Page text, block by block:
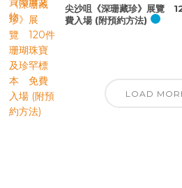
尖沙咀《深珊藏珍》展覽
費入場 (附預約方法)
LOAD